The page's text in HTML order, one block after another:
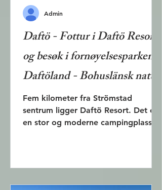
Daftö - Fottur i Daftö Resort
og besøk i fornøyelsesparken
Daftöland - Bohuslänsk natur
Fem kilometer fra Strömstad
sentrum ligger Daftö Resort. Det er
en stor og moderne campingplass
sandstrand, svømmebasseng og en
fornøyelsespark. Du kan bo i telt,
Admin